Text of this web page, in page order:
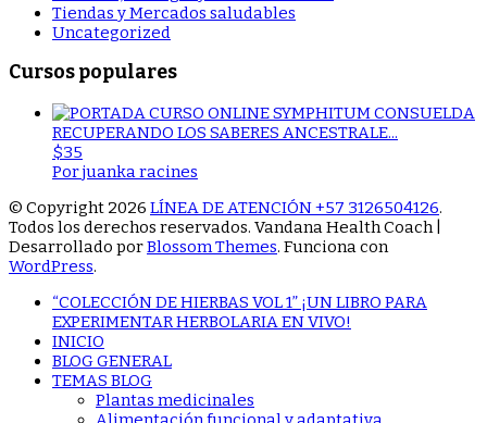
Tiendas y Mercados saludables
Uncategorized
Cursos populares
RECUPERANDO LOS SABERES ANCESTRALE...
$35
Por juanka racines
© Copyright 2026 LÍNEA DE ATENCIÓN +57 3126504126.
Todos los derechos reservados. Vandana Health Coach |
Desarrollado porBlossom Themes. Funciona con
WordPress.
“COLECCIÓN DE HIERBAS VOL 1” ¡UN LIBRO PARA
EXPERIMENTAR HERBOLARIA EN VIVO!
INICIO
BLOG GENERAL
TEMAS BLOG
Plantas medicinales